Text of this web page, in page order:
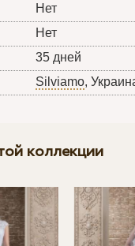
Нет
Нет
35 дней
Silviamo,
коллекции